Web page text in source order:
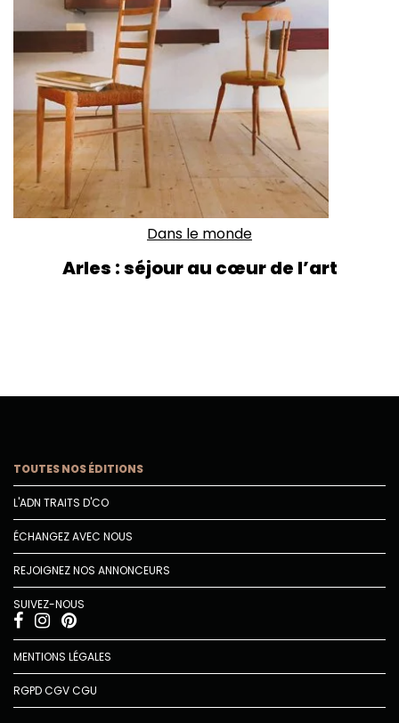
Dans le monde
Arles : séjour au cœur de l’art
TOUTES NOS ÉDITIONS
L'ADN TRAITS D'CO
ÉCHANGEZ AVEC NOUS
REJOIGNEZ NOS ANNONCEURS
SUIVEZ-NOUS
MENTIONS LÉGALES
RGPDCGVCGU